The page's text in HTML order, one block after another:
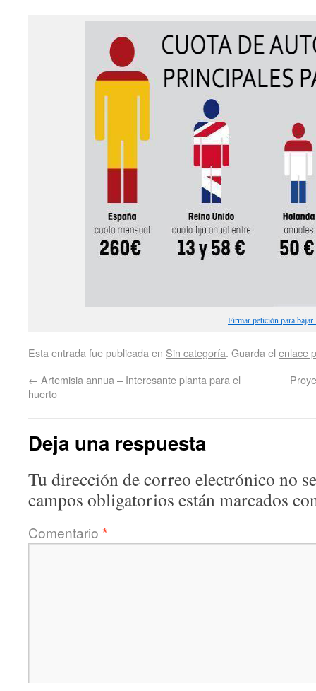
Firmar petición para bajar
Esta entrada fue publicada en Sin categoría. Guarda el enlace
← Artemisia annua – Interesante planta para el
huerto
Deja una respuesta
Tu dirección de correo electrónico no
campos obligatorios están marcados
Comentario *